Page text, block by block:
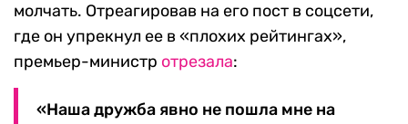
молчать. Отреагировав на его пост в соцсети,
где он упрекнул ее в «плохих рейтингах»,
премьер-министр отрезала:
«Наша дружба явно не пошла мне на